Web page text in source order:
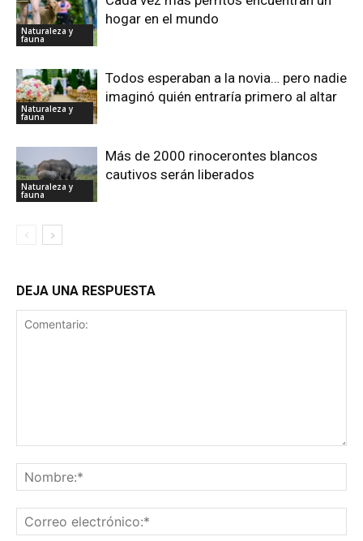
Naturaleza y
fauna
hogar en el mundo
Naturaleza y
fauna
Todos esperaban a la novia… pero nadie
imaginó quién entraría primero al altar
Naturaleza y
fauna
Más de 2000 rinocerontes blancos
cautivos serán liberados
DEJA UNA RESPUESTA